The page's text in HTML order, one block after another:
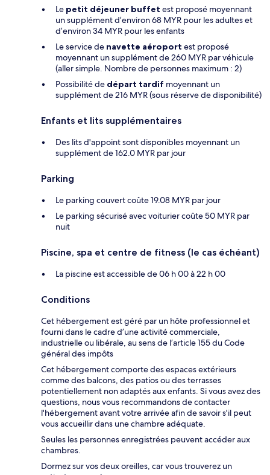
Le petit déjeuner buffet est proposé moyennant
un supplément d’environ 68 MYR pour les adultes et
d’environ 34 MYR pour les enfants
Le service de navette aéroport est proposé
moyennant un supplément de 260 MYR par véhicule
(aller simple. Nombre de personnes maximum : 2)
Possibilité de départ tardif moyennant un
supplément de 216 MYR (sous réserve de disponibilité)
Enfants et lits supplémentaires
Des lits d'appoint sont disponibles moyennant un
supplément de 162.0 MYR par jour
Parking
Le parking couvert coûte 19.08 MYR par jour
Le parking sécurisé avec voiturier coûte 50 MYR par
nuit
Piscine, spa et centre de fitness (le cas échéant)
La piscine est accessible de 06 h 00 à 22 h 00
Conditions
Cet hébergement est géré par un hôte professionnel et
fourni dans le cadre d’une activité commerciale,
industrielle ou libérale, au sens de l’article 155 du Code
général des impôts
Cet hébergement comporte des espaces extérieurs
comme des balcons, des patios ou des terrasses
potentiellement non adaptés aux enfants. Si vous avez des
questions, nous vous recommandons de contacter
l'hébergement avant votre arrivée afin de savoir s'il peut
vous accueillir dans une chambre adéquate.
Seules les personnes enregistrées peuvent accéder aux
chambres.
Dormez sur vos deux oreilles, car vous trouverez un